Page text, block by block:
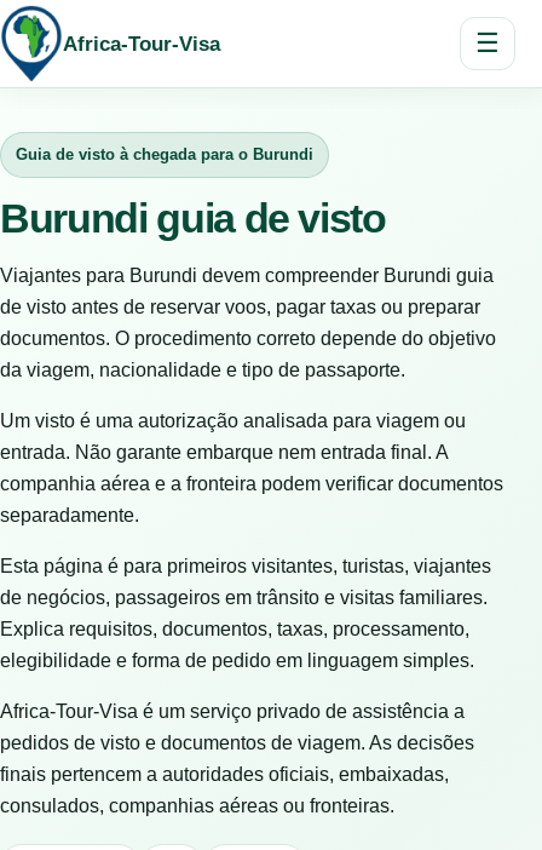
Africa-Tour-Visa ☰
Guia de visto à chegada para o Burundi
Burundi guia de visto
Viajantes para Burundi devem compreender Burundi guia
de visto antes de reservar voos, pagar taxas ou preparar
documentos. O procedimento correto depende do objetivo
da viagem, nacionalidade e tipo de passaporte.
Um visto é uma autorização analisada para viagem ou
entrada. Não garante embarque nem entrada final. A
companhia aérea e a fronteira podem verificar documentos
separadamente.
Esta página é para primeiros visitantes, turistas, viajantes
de negócios, passageiros em trânsito e visitas familiares.
Explica requisitos, documentos, taxas, processamento,
elegibilidade e forma de pedido em linguagem simples.
Africa-Tour-Visa é um serviço privado de assistência a
pedidos de visto e documentos de viagem. As decisões
finais pertencem a autoridades oficiais, embaixadas,
consulados, companhias aéreas ou fronteiras.